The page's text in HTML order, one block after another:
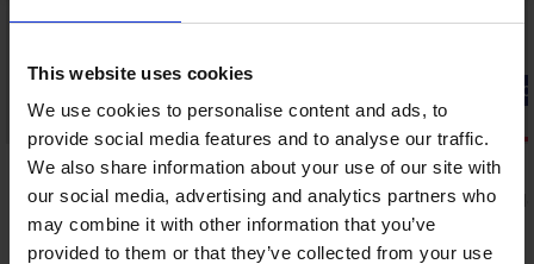
This website uses cookies
We use cookies to personalise content and ads, to
provide social media features and to analyse our traffic.
We also share information about your use of our site with
our social media, advertising and analytics partners who
may combine it with other information that you’ve
provided to them or that they’ve collected from your use
4,9
5
Horní díl plavek Anaya
790 Kč
632 Kč kód: GET20
-20% GET20
Sleva -40%
Noční
431 Kč